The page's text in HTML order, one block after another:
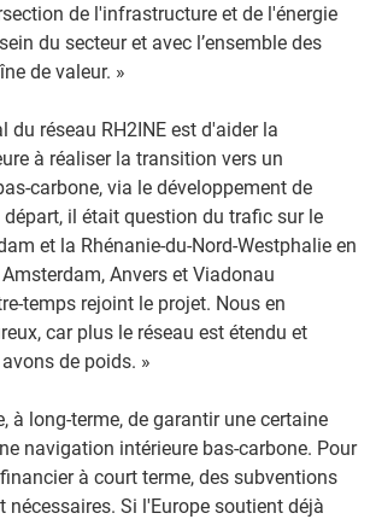
de l'infrastructure et de l'énergie
du secteur et avec l’ensemble des
de valeur. »
du réseau RH2INE est d'aider la
à réaliser la transition vers un
carbone, via le développement de
départ, il était question du trafic sur le
et la Rhénanie-du-Nord-Westphalie en
Anvers et Viadonau
temps rejoint le projet. Nous en
car plus le réseau est étendu et
de poids. »
à long-terme, de garantir une certaine
navigation intérieure bas-carbone. Pour
à court terme, des subventions
nécessaires. Si l'Europe soutient déjà